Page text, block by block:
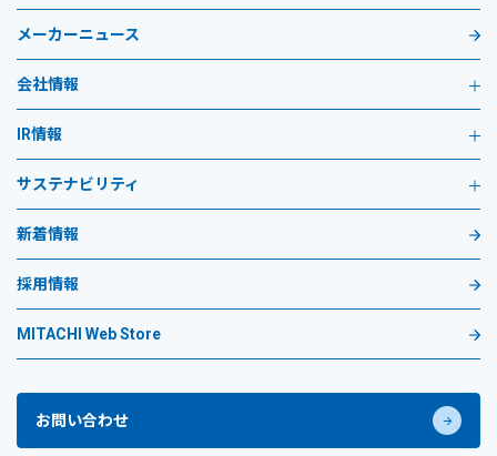
メーカーニュース
会社情報
IR情報
サステナビリティ
新着情報
採用情報
MITACHI Web Store
お問い合わせ